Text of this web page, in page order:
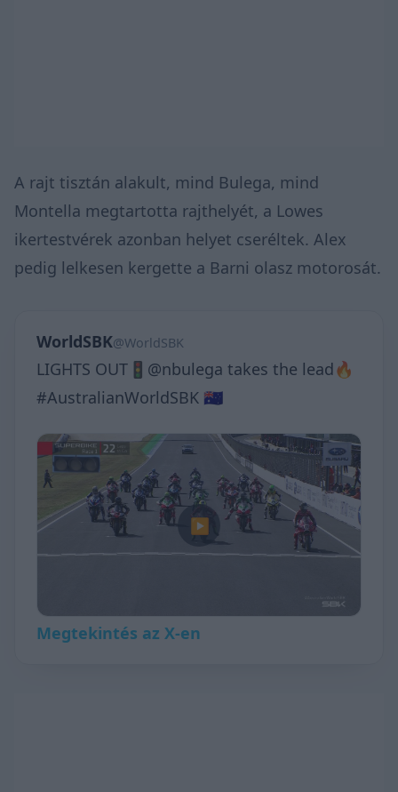
A rajt tisztán alakult, mind Bulega, mind
Montella megtartotta rajthelyét, a Lowes
ikertestvérek azonban helyet cseréltek. Alex
pedig lelkesen kergette a Barni olasz motorosát.
WorldSBK@WorldSBK
LIGHTS OUT🚦@nbulega takes the lead🔥
#AustralianWorldSBK 🇦🇺
▶
Megtekintés az X-en